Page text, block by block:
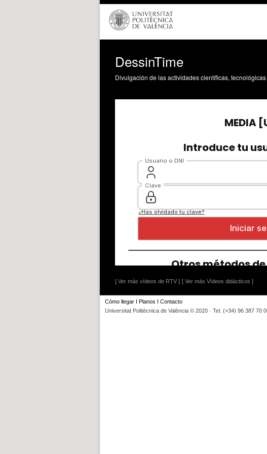
DessinTime
Divulgación de las actividades científicas,
[ Ver más vídeos de RTV ] [ Ver más Vídeos didácticos ]
Cómo llegar I Planos I Contacto
Universitat Politècnica de València © 2020 · Tel. (+34) 96 387 70